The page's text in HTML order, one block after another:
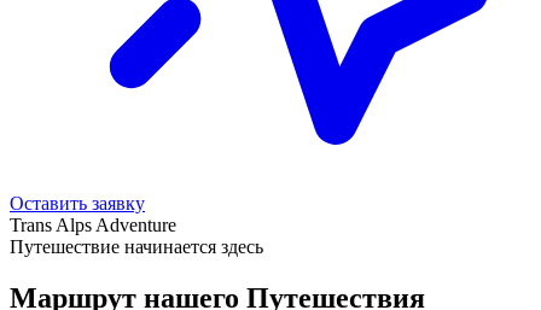
Оставить заявку
Trans Alps Adventure
Путешествие начинается здесь
Маршрут нашего Путешествия